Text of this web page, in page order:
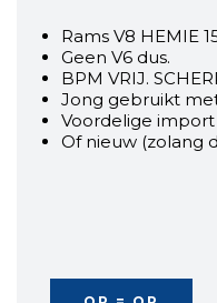
Rams V8 HEMIE
Geen V6 dus.
BPM VRIJ.
Jong gebruikt
Voordelige
Of nieuw (zolang